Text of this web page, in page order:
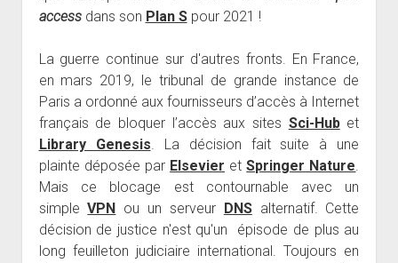
accessdans son Plan Spour 2021 !
La guerre continue sur d'autres fronts. En France,
en mars 2019, le tribunal de grande instance de
Paris a ordonné aux fournisseurs d’accès à Internet
français de bloquer l’accès aux sites Sci-Hubet
Library Genesis. La décision fait suite à une
plainte déposée par Elsevier etSpringer Nature.
Mais ce blocage est contournable avec un
simpleVPN ou un serveur DNSalternatif. Cette
décision de justice n'est qu'un épisode de plus au
long feuilleton judiciaire international. Toujours en